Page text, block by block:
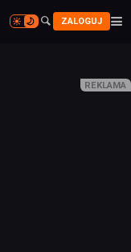

 ZALOGUJ 
